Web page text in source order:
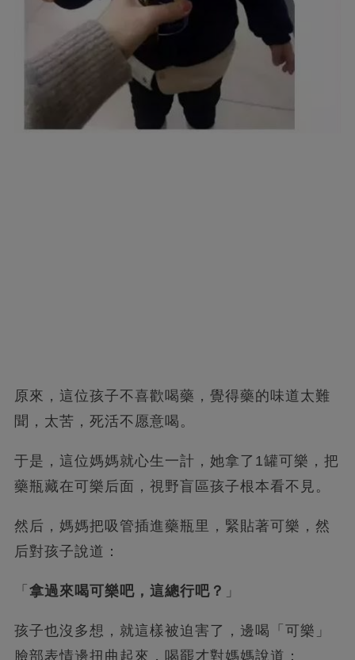
原來，這位孩子不喜歡喝藥，覺得藥的味道太難
聞，太苦，死活不愿意喝。
于是，這位媽媽就心生一計，她拿了1罐可樂，把
藥瓶藏在可樂后面，視野盲區孩子根本看不見。
然后，媽媽把吸管插進藥瓶里，緊貼著可樂，然
后對孩子說道：
「 拿過來喝可樂吧，這總行吧？ 」
孩子也沒多想，就這樣被迫害了，邊喝「可樂」
臉部表情邊扭曲起來，喝罷才對媽媽說道：